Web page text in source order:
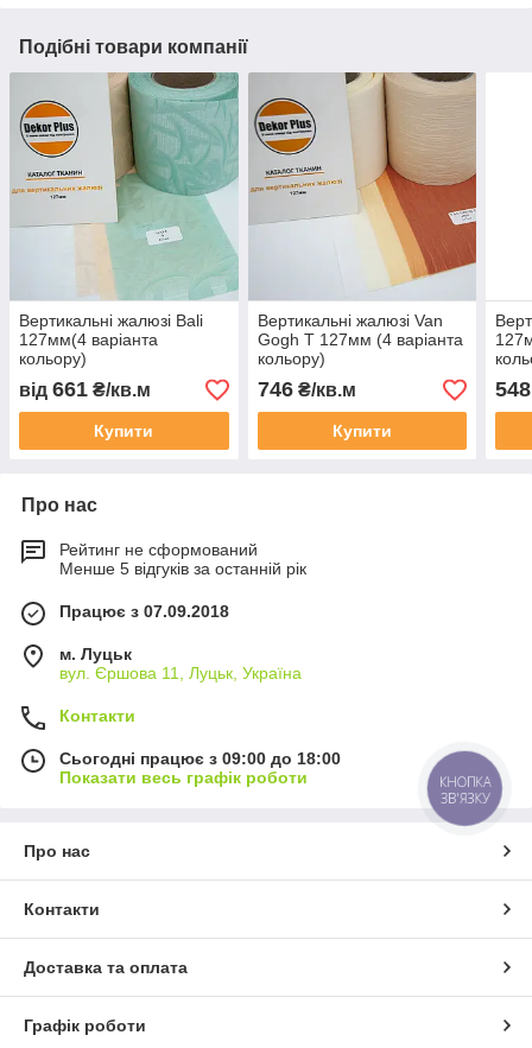
Подібні товари компанії
Вертикальні жалюзі Bali
127мм(4 варіанта
кольору)
від 661 ₴/кв.м
Купити
Вертикальні жалюзі Van
Gogh T 127мм (4 варіанта
кольору)
746₴/кв.м
Купити
548
Про нас
Рейтинг не сформований
Менше 5 відгуків за останній рік
Працює з 07.09.2018
м. Луцьк
вул. Єршова 11, Луцьк, Україна
Контакти
Сьогодні працює з 09:00 до 18:00
Показати весь графік роботи
Про нас
Контакти
Доставка та оплата
Графік роботи
КНОПКА
ЗВ'ЯЗКУ